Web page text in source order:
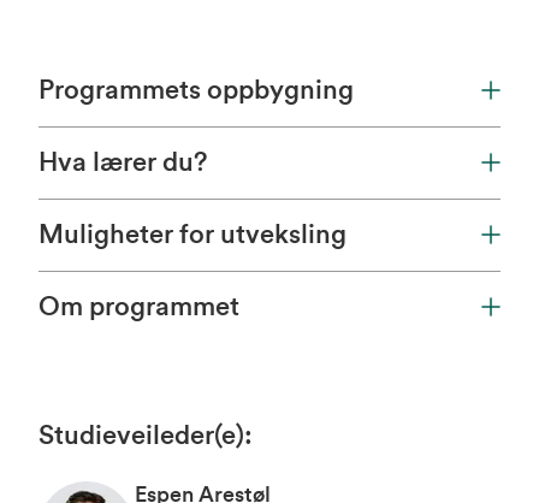
Programmets oppbygning
Hva lærer du?
Muligheter for utveksling
Om programmet
Studieveileder(e):
Espen Arestøl